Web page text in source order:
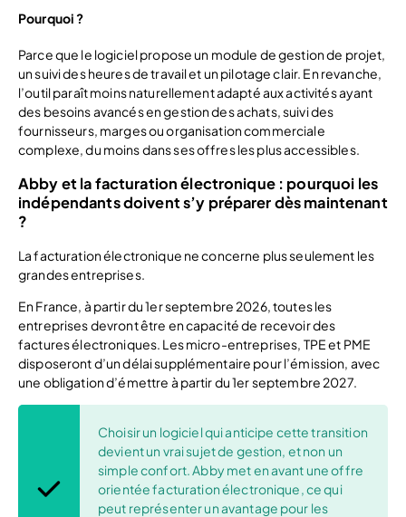
Pourquoi ?
Parce que le logiciel propose un module de gestion de projet,
un suivi des heures de travail et un pilotage clair. En revanche,
l’outil paraît moins naturellement adapté aux activités ayant
des besoins avancés en gestion des achats, suivi des
fournisseurs, marges ou organisation commerciale
complexe, du moins dans ses offres les plus accessibles.
Abby et la facturation électronique : pourquoi les
indépendants doivent s’y préparer dès maintenant
?
La facturation électronique ne concerne plus seulement les
grandes entreprises.
En France, à partir du 1er septembre 2026, toutes les
entreprises devront être en capacité de recevoir des
factures électroniques. Les micro-entreprises, TPE et PME
disposeront d’un délai supplémentaire pour l’émission, avec
une obligation d’émettre à partir du 1er septembre 2027.
Choisir un logiciel qui anticipe cette transition
devient un vrai sujet de gestion, et non un
simple confort. Abby met en avant une offre
orientée facturation électronique, ce qui
peut représenter un avantage pour les